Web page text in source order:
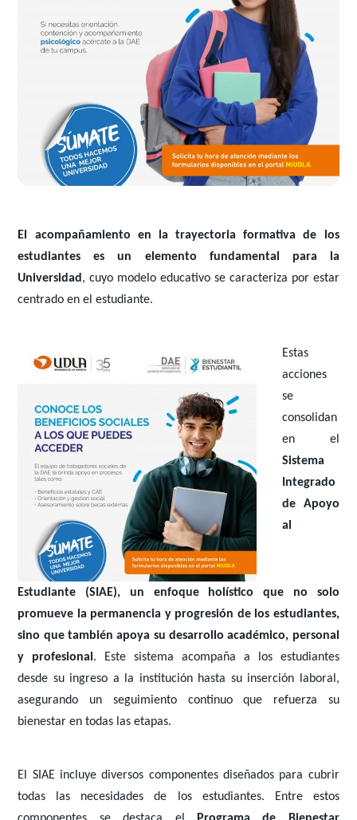
El acompañamiento en la trayectoria formativa de los
estudiantes es un elemento fundamental para la
Universidad , cuyo modelo educativo se caracteriza por estar
centrado en el estudiante.
Estas
acciones
se
consolidan
en el
Sistema
Integrado
de Apoyo
al
Estudiante (SIAE), un enfoque holístico que no solo
promueve la permanencia y progresión de los estudiantes,
sino que también apoya su desarrollo académico, personal
y profesional . Este sistema acompaña a los estudiantes
desde su ingreso a la institución hasta su inserción laboral,
asegurando un seguimiento continuo que refuerza su
bienestar en todas las etapas.
El SIAE incluye diversos componentes diseñados para cubrir
todas las necesidades de los estudiantes. Entre estos